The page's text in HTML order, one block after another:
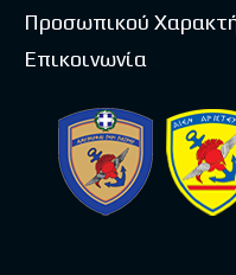
Προσωπικού
Επικοινωνία